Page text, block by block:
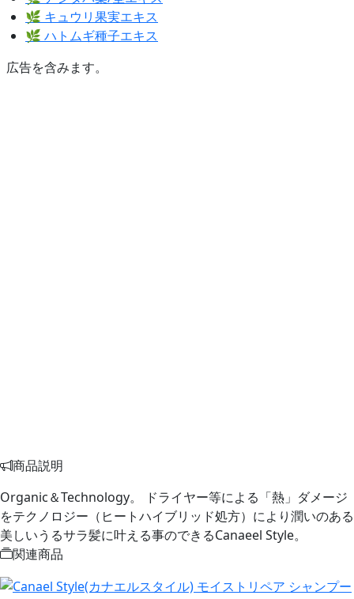
🌿 キュウリ果実エキス
🌿 ハトムギ種子エキス
広告を含みます。
商品説明
Organic＆Technology。 ドライヤー等による「熱」ダメージ
をテクノロジー（ヒートハイブリッド処方）により潤いのある
美しいうるサラ髪に叶える事のできるCanaeel Style。
関連商品